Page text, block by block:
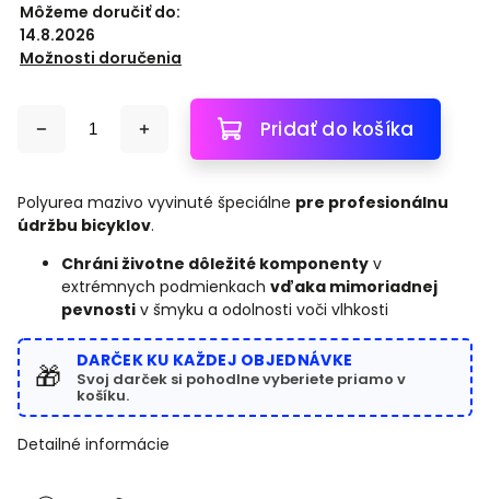
Môžeme doručiť do:
14.8.2026
Možnosti doručenia
Pridať do košíka
Polyurea mazivo vyvinuté špeciálne pre profesionálnu
údržbu bicyklov.
Chráni životne dôležité komponenty v
extrémnych podmienkach vďaka mimoriadnej
pevnosti v šmyku a odolnosti voči vlhkosti
🎁 DARČEK KU KAŽDEJ OBJEDNÁVKE
Svoj darček si pohodlne vyberiete priamo v
košíku.
Detailné informácie